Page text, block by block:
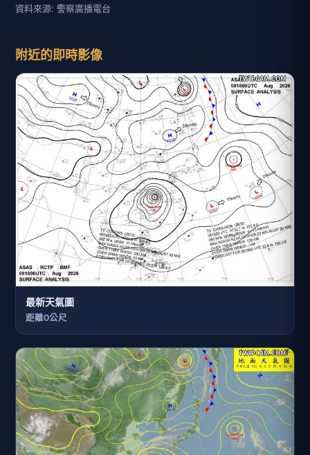
資料來源: 警察廣播電台
附近的即時影像
最新天氣圖
距離0公尺